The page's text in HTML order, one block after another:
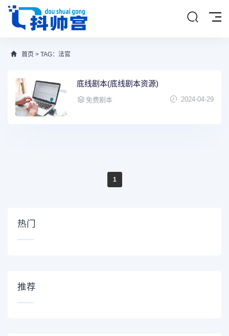
首页 > TAG：法官
底线剧本(底线剧本资源)
免费剧本 2024-04-29
1
热门
推荐